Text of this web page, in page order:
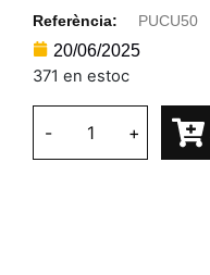
Referència: PUCU50
20/06/2025
371 en estoc
- +